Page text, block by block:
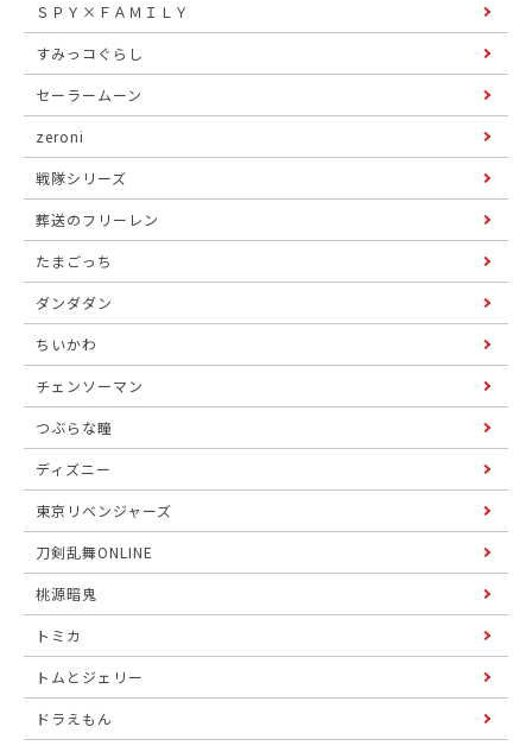
ＳＰＹ×ＦＡＭＩＬＹ
すみっコぐらし
セーラームーン
zeroni
戦隊シリーズ
葬送のフリーレン
たまごっち
ダンダダン
ちいかわ
チェンソーマン
つぶらな瞳
ディズニー
東京リベンジャーズ
刀剣乱舞ONLINE
桃源暗鬼
トミカ
トムとジェリー
ドラえもん